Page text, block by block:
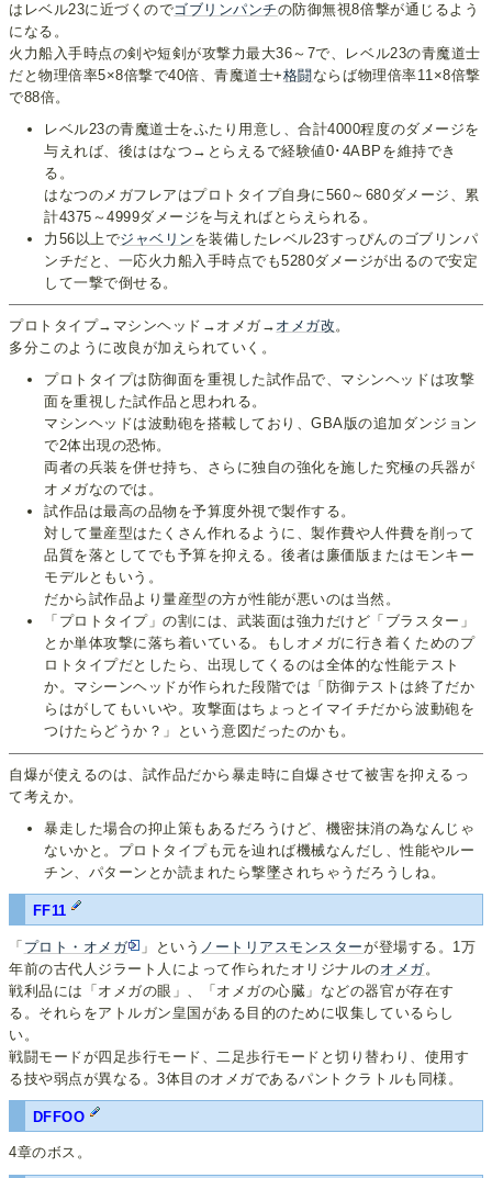
はレベル23に近づくのでゴブリンパンチの防御無視8倍撃が通じるよう
になる。
火力船入手時点の剣や短剣が攻撃力最大36～7で、レベル23の青魔道士
だと物理倍率5×8倍撃で40倍、青魔道士+格闘 ならば物理倍率11×8倍撃
で88倍。
レベル23の青魔道士をふたり用意し、合計4000程度のダメージを
与えれば、後ははなつ→とらえるで経験値0･4ABPを維持でき
る。
はなつのメガフレアはプロトタイプ自身に560～680ダメージ、累
計4375～4999ダメージを与えればとらえられる。
力56以上でジャベリン を装備したレベル23すっぴんのゴブリンパ
ンチだと、一応火力船入手時点でも5280ダメージが出るので安定
して一撃で倒せる。
プロトタイプ→マシンヘッド→オメガ→ オメガ改。
多分このように改良が加えられていく。
プロトタイプは防御面を重視した試作品で、マシンヘッドは攻撃
面を重視した試作品と思われる。
マシンヘッドは波動砲を搭載しており、GBA版の追加ダンジョン
で2体出現の恐怖。
両者の兵装を併せ持ち、さらに独自の強化を施した究極の兵器が
オメガなのでは。
試作品は最高の品物を予算度外視で製作する。
対して量産型はたくさん作れるように、製作費や人件費を削って
品質を落としてでも予算を抑える。後者は廉価版またはモンキー
モデルともいう。
だから試作品より量産型の方が性能が悪いのは当然。
「プロトタイプ」の割には、武装面は強力だけど「ブラスター」
とか単体攻撃に落ち着いている。もしオメガに行き着くためのプ
ロトタイプだとしたら、出現してくるのは全体的な性能テスト
か。マシーンヘッドが作られた段階では「防御テストは終了だか
らはがしてもいいや。攻撃面はちょっとイマイチだから波動砲を
つけたらどうか？」という意図だったのかも。
自爆が使えるのは、試作品だから暴走時に自爆させて被害を抑えるっ
て考えか。
暴走した場合の抑止策もあるだろうけど、機密抹消の為なんじゃ
ないかと。プロトタイプも元を辿れば機械なんだし、性能やルー
チン、パターンとか読まれたら撃墜されちゃうだろうしね。
FF11
「 プロト・オメガ 」という ノートリアスモンスターが登場する。1万
年前の古代人ジラート人によって作られたオリジナルのオメガ。
戦利品には「オメガの眼」、「オメガの心臓」などの器官が存在す
る。それらをアトルガン皇国がある目的のために収集しているらし
い。
戦闘モードが四足歩行モード、二足歩行モードと切り替わり、使用す
る技や弱点が異なる。3体目のオメガであるパントクラトルも同様。
DFFOO
4章のボス。